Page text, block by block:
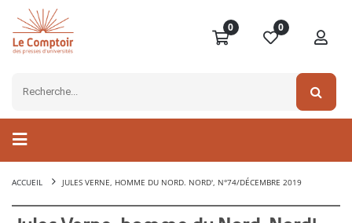
0 0
ACCUEIL JULES VERNE, HOMME DU NORD. NORD', N°74/DÉCEMBRE 2019